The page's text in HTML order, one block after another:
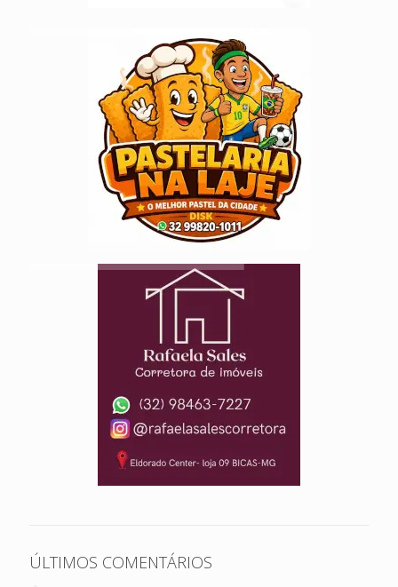
ÚLTIMOS COMENTÁRIOS